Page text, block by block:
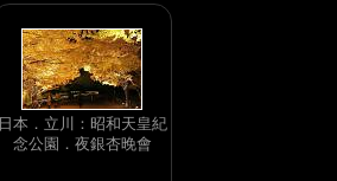
日本．立川：昭和天皇紀
念公園．夜銀杏晚會